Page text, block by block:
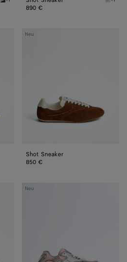
890 €
Neu
Shot
Shot Sneaker
850 €
Neu
Orbit